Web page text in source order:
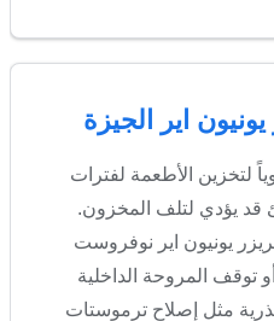
اير الجيزة
لتخزين الأطعمة لفترات
قد يؤدي لتلف المخزون.
يونيون اير نوفروست
توقف المروحة الداخلية
مثل إصلاح ترموستات